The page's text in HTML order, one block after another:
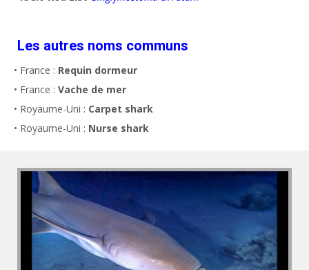
Les autres noms communs
• France : Requin dormeur
• France : Vache de mer
• Royaume-Uni : Carpet shark
• Royaume-Uni : Nurse shark